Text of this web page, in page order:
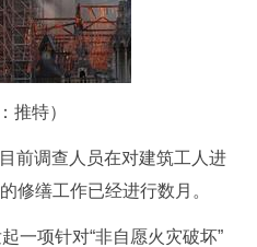
推特）
前调查人员在对建筑工人进
修缮工作已经进行数月。
项针对“非自愿火灾破坏”